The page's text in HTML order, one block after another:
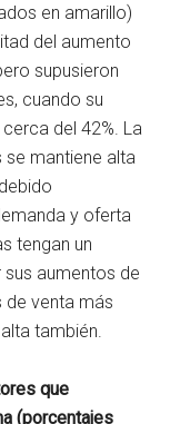
en amarillo)
del aumento
supusieron
cuando su
del 42%. La
mantiene alta
y oferta
tengan un
aumentos de
venta más
también.
que
(porcentajes